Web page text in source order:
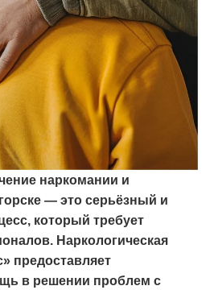
наркомании и
— это серьёзный и
который требует
Наркологическая
предоставляет
в решении проблем с